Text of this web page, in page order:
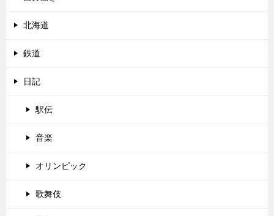
北海道
鉄道
日記
駅伝
音楽
オリンピック
歌舞伎